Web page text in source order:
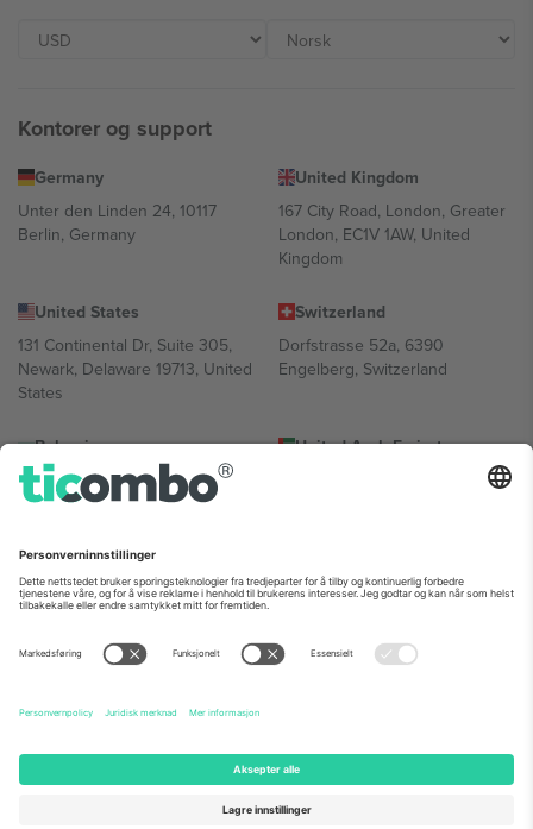
Kontorer og support
Germany
Unter den Linden 24, 10117
Berlin, Germany
United Kingdom
167 City Road, London, Greater
London, EC1V 1AW, United
Kingdom
United States
131 Continental Dr, Suite 305,
Newark, Delaware 19713, United
States
Switzerland
Dorfstrasse 52a, 6390
Engelberg, Switzerland
Bulgaria
Regus Sofia City West, bul
Totleben 53-55, 1606 Sofia,
United Arab Emirates
UAE Dubai Silicon Oasis, DDP
Mexico
Av Chapultepec 360, Roma
Norte, Cuauhtémoc, 06700
Ciudad de México, CDMX,
sted, begivenhet og/eller domene. For detaljer, sjekk spesifikke
arrangementsside, forlag og vilkår.,Firmainformasjon
2026 Ticombo. Alle rettigheter reservert.